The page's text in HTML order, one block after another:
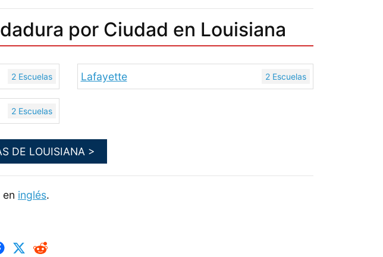
por Ciudad en Louisiana
2 Escuelas Lafayette 2 Escuelas
2 Escuelas
DE LOUISIANA >
inglés.